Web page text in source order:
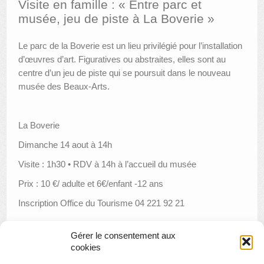
Gérer le consentement aux
cookies
AUTRES LIEUX
ANIMATIONS DES MUSÉES
PUBLICATIONS
LES APPELS À PROJETS
Visite en famille : « Entre parc et
musée, jeu de piste à La Boverie »
Le parc de la Boverie est un lieu privilégié pour l’installation
d’œuvres d’art. Figuratives ou abstraites, elles sont au
centre d’un jeu de piste qui se poursuit dans le nouveau
musée des Beaux-Arts.
La Boverie
Dimanche 14 aout à 14h
Visite : 1h30 • RDV à 14h à l’accueil du musée
Prix : 10 €/ adulte et 6€/enfant -12 ans
Inscription Office du Tourisme 04 221 92 21
Créamusée : panorama